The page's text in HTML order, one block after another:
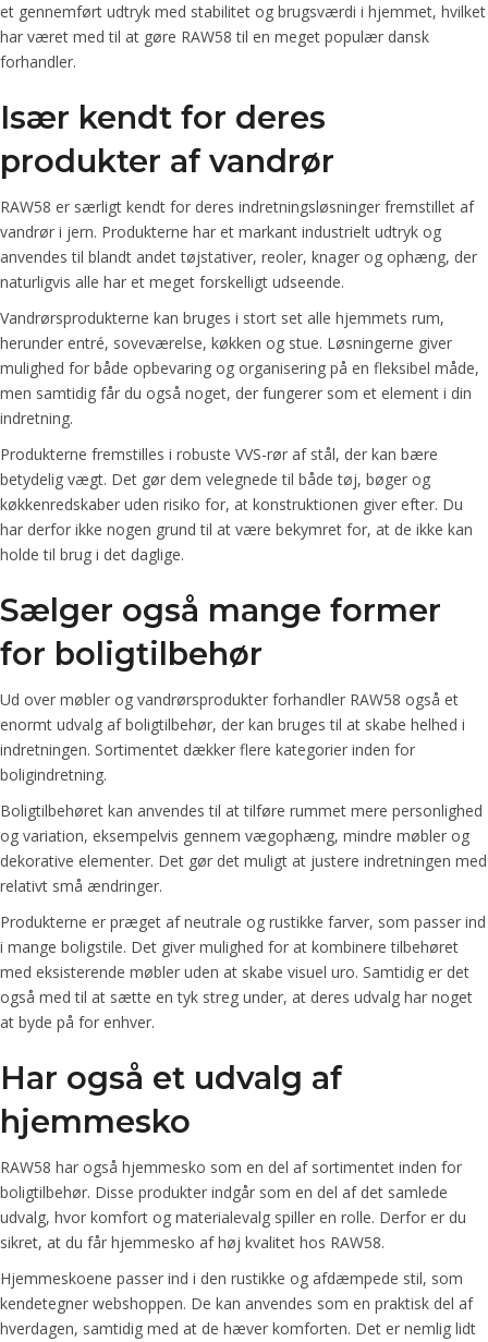
et gennemført udtryk med stabilitet og brugsværdi i hjemmet, hvilket
har været med til at gøre RAW58 til en meget populær dansk
forhandler.
Især kendt for deres
produkter af vandrør
RAW58 er særligt kendt for deres indretningsløsninger fremstillet af
vandrør i jern. Produkterne har et markant industrielt udtryk og
anvendes til blandt andet tøjstativer, reoler, knager og ophæng, der
naturligvis alle har et meget forskelligt udseende.
Vandrørsprodukterne kan bruges i stort set alle hjemmets rum,
herunder entré, soveværelse, køkken og stue. Løsningerne giver
mulighed for både opbevaring og organisering på en fleksibel måde,
men samtidig får du også noget, der fungerer som et element i din
indretning.
Produkterne fremstilles i robuste VVS-rør af stål, der kan bære
betydelig vægt. Det gør dem velegnede til både tøj, bøger og
køkkenredskaber uden risiko for, at konstruktionen giver efter. Du
har derfor ikke nogen grund til at være bekymret for, at de ikke kan
holde til brug i det daglige.
Sælger også mange former
for boligtilbehør
Ud over møbler og vandrørsprodukter forhandler RAW58 også et
enormt udvalg af boligtilbehør, der kan bruges til at skabe helhed i
indretningen. Sortimentet dækker flere kategorier inden for
boligindretning.
Boligtilbehøret kan anvendes til at tilføre rummet mere personlighed
og variation, eksempelvis gennem vægophæng, mindre møbler og
dekorative elementer. Det gør det muligt at justere indretningen med
relativt små ændringer.
Produkterne er præget af neutrale og rustikke farver, som passer ind
i mange boligstile. Det giver mulighed for at kombinere tilbehøret
med eksisterende møbler uden at skabe visuel uro. Samtidig er det
også med til at sætte en tyk streg under, at deres udvalg har noget
at byde på for enhver.
Har også et udvalg af
hjemmesko
RAW58 har også hjemmesko som en del af sortimentet inden for
boligtilbehør. Disse produkter indgår som en del af det samlede
udvalg, hvor komfort og materialevalg spiller en rolle. Derfor er du
sikret, at du får hjemmesko af høj kvalitet hos RAW58.
Hjemmeskoene passer ind i den rustikke og afdæmpede stil, som
kendetegner webshoppen. De kan anvendes som en praktisk del af
hverdagen, samtidig med at de hæver komforten. Det er nemlig lidt